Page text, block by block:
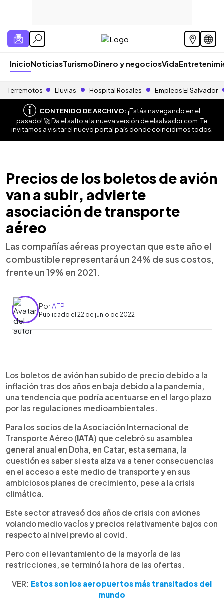
InicioNoticiasTurismoDinero y negociosVida
Terremotos Lluvias Hospital Rosales Empleos El Salvador
CONTENIDO DE ARCHIVO:¡Estás navegando en el
pasado! 🚀 Da el salto a la nueva versión deelsalvador.com . Te
invitamos a visitar el nuevo portal país donde coincidimos todos.
Precios de los boletos de avión
van a subir, advierte
asociación de transporte
aéreo
Las compañías aéreas proyectan que este año el
combustible representará un 24% de sus costos,
frente un 19% en 2021.
PorAFP
Publicado el 22 de junio de 2022
► Escuchar artículo
Los boletos de avión han subido de precio debido a la
inflación tras dos años en baja debido a la pandemia,
una tendencia que podría acentuarse en el largo plazo
por las regulaciones medioambientales.
Para los socios de la Asociación Internacional de
Transporte Aéreo (IATA) que celebró su asamblea
general anual en Doha, en Catar, esta semana, la
cuestión es saber si esta alza va a tener consecuencias
en el acceso a este medio de transporte y en sus
ambiciosos planes de crecimiento, pese a la crisis
climática.
Este sector atravesó dos años de crisis con aviones
volando medio vacíos y precios relativamente bajos con
respecto al nivel previo al covid.
Pero con el levantamiento de la mayoría de las
restricciones, se terminó la hora de las ofertas.
VER: Estos son los aeropuertos más transitados del
mundo